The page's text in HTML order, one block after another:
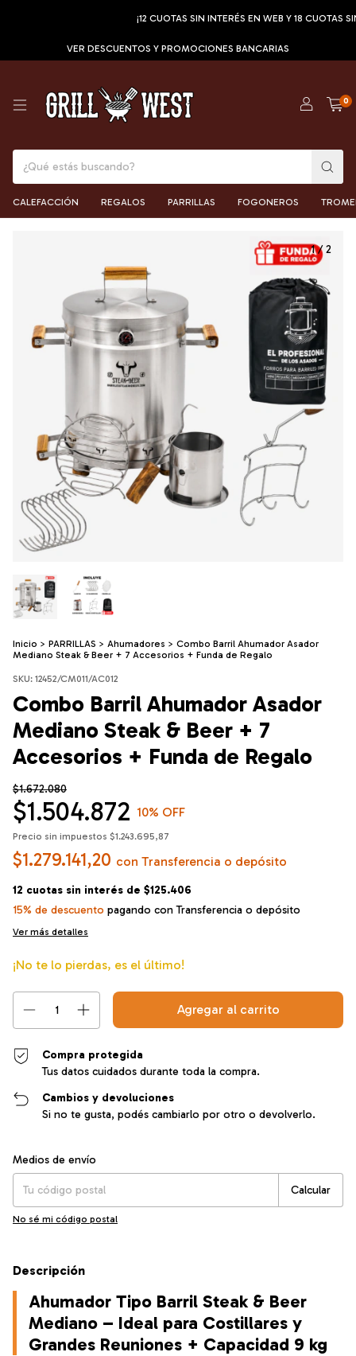
¡12 CUOTAS SIN INTERÉS EN WEB Y 18 CUOTAS SIN
VER DESCUENTOS Y PROMOCIONES BANCARIAS
0
CALEFACCIÓN REGALOS PARRILLAS FOGONEROS
1/2
Inicio > PARRILLAS > Ahumadores > Combo Barril Ahumador Asador
Mediano Steak & Beer + 7 Accesorios + Funda de Regalo
SKU: 12452/CM011/AC012
Combo Barril Ahumador Asador
Mediano Steak & Beer + 7
Accesorios + Funda de Regalo
$1.672.080
$1.504.872 10% OFF
Precio sin impuestos $1.243.695,87
$1.279.141,20 con Transferencia o depósito
12 cuotas sin interés de $125.406
15% de descuento pagando con Transferencia o depósito
Ver más detalles
¡No te lo pierdas, es el último!
Compra protegida
Tus datos cuidados durante toda la compra.
Cambios y devoluciones
Si no te gusta, podés cambiarlo por otro o devolverlo.
Entregas para el CP:
Medios de envío
Calcular
No sé mi código postal
Descripción
Ahumador Tipo Barril Steak & Beer
Mediano – Ideal para Costillares y
Grandes Reuniones + Capacidad 9 kg